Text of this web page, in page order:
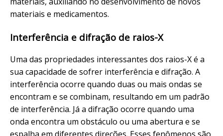
materiais e medicamentos.
Interferência e difração de raios-X
Uma das propriedades interessantes dos raios-X é a
sua capacidade de sofrer interferência e difração. A
interferência ocorre quando duas ou mais ondas se
encontram e se combinam, resultando em um padrão
de interferência. Já a difração ocorre quando uma
onda encontra um obstáculo ou uma abertura e se